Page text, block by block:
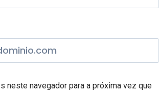
neste navegador para a próxima vez que